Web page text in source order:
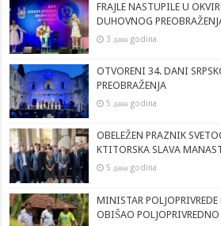
FRAJLE NASTUPILE U
DUHOVNOG
3 дана godina
OTVORENI 34. DANI
PREOBRAŽENJA
5 дана godina
OBELEŽEN PRAZNIK
KTITORSKA SLAVA
5 дана godina
MINISTAR
OBIŠAO